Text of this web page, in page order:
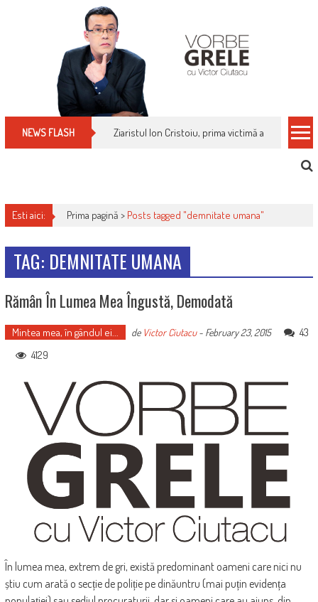
NEWS FLASH Ziaristul Ion Cristoiu, prima victimă a noi
Esti aici: Prima pagină > Posts tagged "demnitate umana"
TAG: DEMNITATE UMANA
Rămân În Lumea Mea Îngustă, Demodată
Mintea mea, în gândul ei... de Victor Ciutacu- February 23, 2015
43
4129
În lumea mea, extrem de gri, există predominant oameni care nici nu
știu cum arată o secție de poliție pe dinăuntru (mai puțin evidența